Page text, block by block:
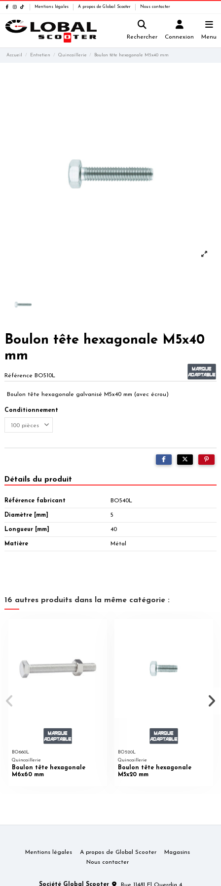
Mentions légales A propos de Global Scooter Nous contacter
Rechercher Connexion Menu
Accueil Entretien Quincaillerie Boulon tête hexagonale M5x40 mm
Boulon tête hexagonale M5x40
mm
Référence BO510L
Boulon tête hexagonale galvanisé M5x40 mm (avec écrou)
Conditionnement
Détails du produit
Référence fabricant BO540L
Diamètre [mm] 5
Longueur [mm] 40
Matière Métal
16 autres produits dans la même catégorie :
BO660L
Quincaillerie
Boulon tête hexagonale
M6x60 mm
BO520L
Quincaillerie
Boulon tête hexagonale
M5x20 mm
Mentions légales A propos de Global Scooter
Magasins
Nous contacter
Société Global Scooter